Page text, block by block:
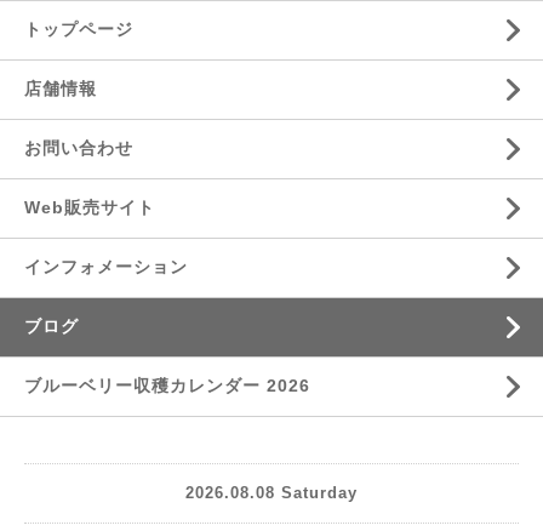
トップページ
店舗情報
お問い合わせ
Web販売サイト
インフォメーション
ブログ
ブルーベリー収穫カレンダー 2026
2026.08.08 Saturday